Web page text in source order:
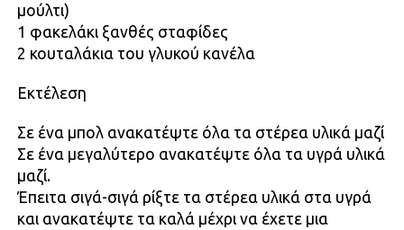
μούλτι)
1 φακελάκι ξανθές σταφίδες
2 κουταλάκια του γλυκού κανέλα
Εκτέλεση
Σε ένα μπολ ανακατέψτε όλα τα στέρεα υλικά μαζί
Σε ένα μεγαλύτερο ανακατέψτε όλα τα υγρά υλικά
μαζί.
Έπειτα σιγά-σιγά ρίξτε τα στέρεα υλικά στα υγρά
και ανακατέψτε τα καλά μέχρι να έχετε μια